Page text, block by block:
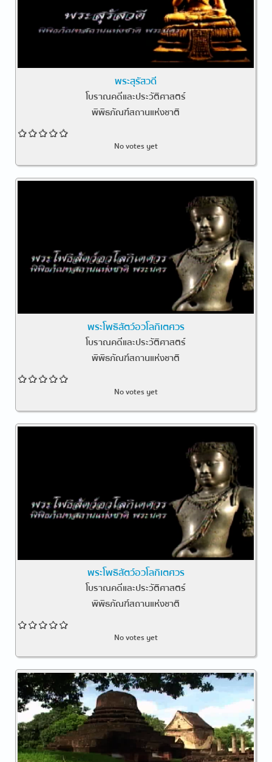
พระสุรัสวดี
โบราณคดีและประวัติศาสตร์
พิพิธภัณฑ์สถานแห่งชาติ
No votes yet
พระโพธิสัตว์อวโลกิเตศวร
โบราณคดีและประวัติศาสตร์
พิพิธภัณฑ์สถานแห่งชาติ
No votes yet
พระโพธิสัตว์อวโลกิเตศวร
โบราณคดีและประวัติศาสตร์
พิพิธภัณฑ์สถานแห่งชาติ
No votes yet